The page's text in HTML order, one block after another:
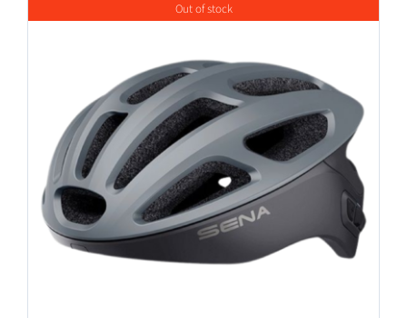
Out of stock